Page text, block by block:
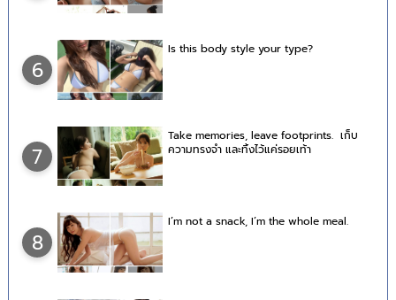
6
Is this body style your type?
7
Take memories, leave footprints. เก็บ
ความทรงจำ และทิ้งไว้แค่รอยเท้า
8
I’m not a snack, I’m the whole meal.